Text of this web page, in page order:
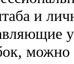
и
можно